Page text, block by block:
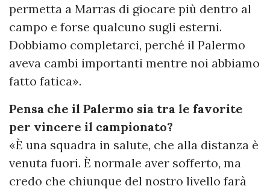
permetta a Marras di giocare più dentro al
campo e forse qualcuno sugli esterni.
Dobbiamo completarci, perché il Palermo
aveva cambi importanti mentre noi abbiamo
fatto fatica».
Pensa che il Palermo sia tra le favorite
per vincere il campionato?
«È una squadra in salute, che alla distanza è
venuta fuori. È normale aver sofferto, ma
credo che chiunque del nostro livello farà